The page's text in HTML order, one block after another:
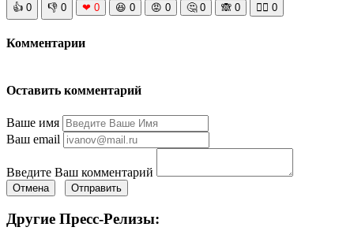
👍 0 👎 0 ❤ 0 😆 0 😡 0 🤔 0 🙈 0 🧘‍♀️ 0
Комментарии
Оставить комментарий
Ваше имя
Ваш email
Введите Ваш комментарий
Отмена Отправить
Другие Пресс-Релизы: